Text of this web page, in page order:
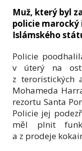
Muž, který byl
policie
Islámského
Policie
v úterý na
z teroristických
Mohameda
rezortu Santa
Policie jej
měl plnit
a z prodeje